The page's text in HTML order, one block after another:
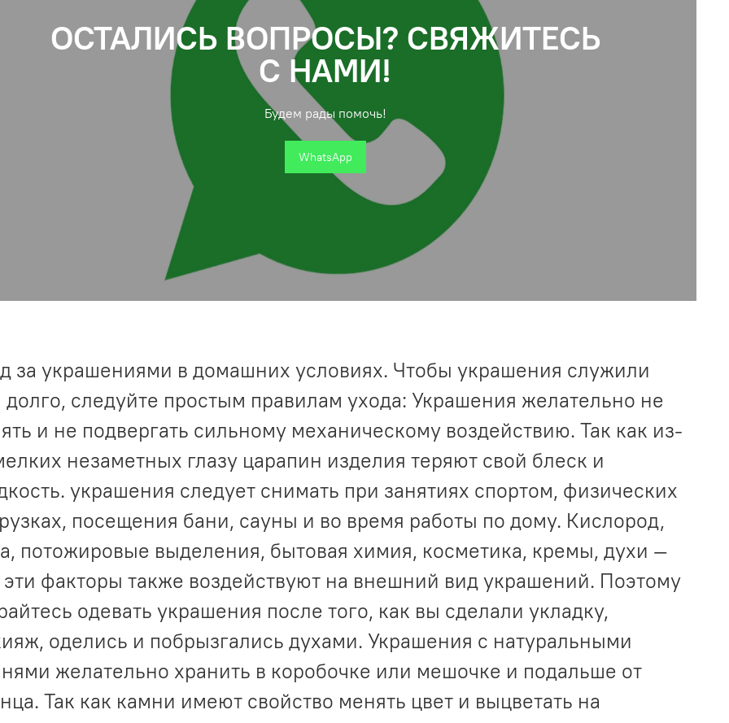
ОСТАЛИСЬ ВОПРОСЫ? СВЯЖИТЕСЬ
С НАМИ!
Будем рады помочь!
WhatsApp
за украшениями в домашних условиях. Чтобы украшения служили
долго, следуйте простым правилам ухода: Украшения желательно не
и не подвергать сильному механическому воздействию. Так как из-
незаметных глазу царапин изделия теряют свой блеск и
украшения следует снимать при занятиях спортом, физических
посещения бани, сауны и во время работы по дому. Кислород,
потожировые выделения, бытовая химия, косметика, кремы, духи —
эти факторы также воздействуют на внешний вид украшений. Поэтому
одевать украшения после того, как вы сделали укладку,
оделись и побрызгались духами. Украшения с натуральными
желательно хранить в коробочке или мешочке и подальше от
Так как камни имеют свойство менять цвет и выцветать на